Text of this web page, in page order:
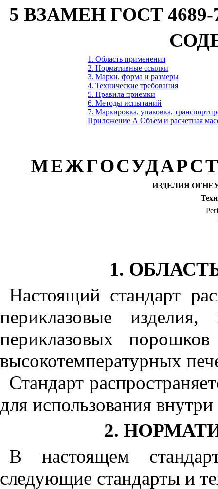
5 ВЗАМЕН ГОСТ 4689-
1. Область применения
2. Нормативные ссылки
3. Марки, форма и размеры
4. Технические требования
5. Правила приемки
6. Методы испытаний
7. Маркировка, упаковка,
Приложение А Объем и расчетная
ИЗДЕЛИЯ
1.
Настоящий стандарт
периклазовые
периклазовых
высокотемпературных
Стандарт
для использования
2.
В настоящем
следующие стандарты и